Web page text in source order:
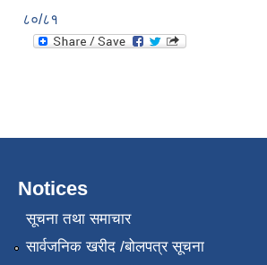
८०/८१
Notices
सूचना तथा समाचार
सार्वजनिक खरीद /बोलपत्र सूचना